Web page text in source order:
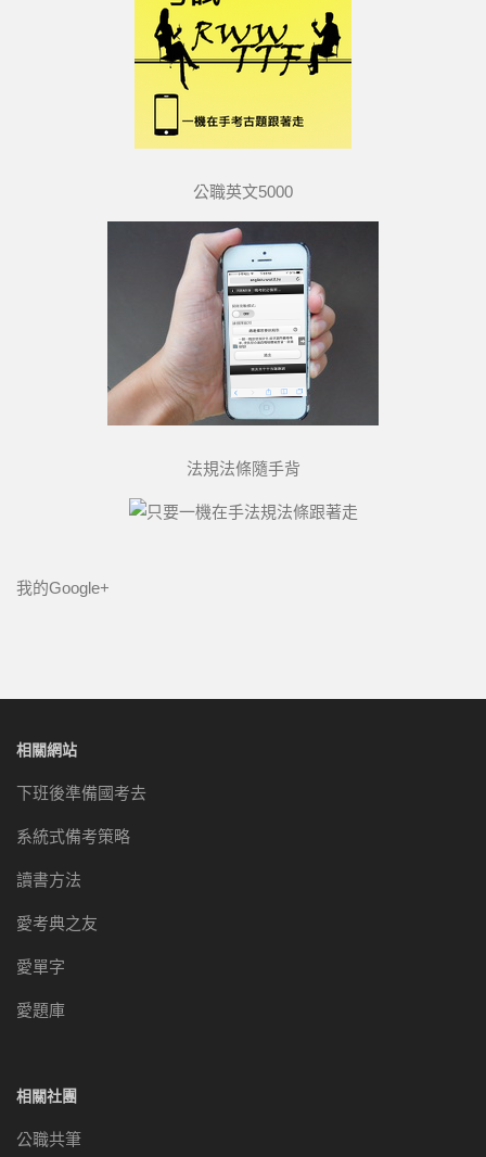
公職英文5000
法規法條隨手背
我的Google+
相關網站
下班後準備國考去
系統式備考策略
讀書方法
愛考典之友
愛單字
愛題庫
相關社團
公職共筆